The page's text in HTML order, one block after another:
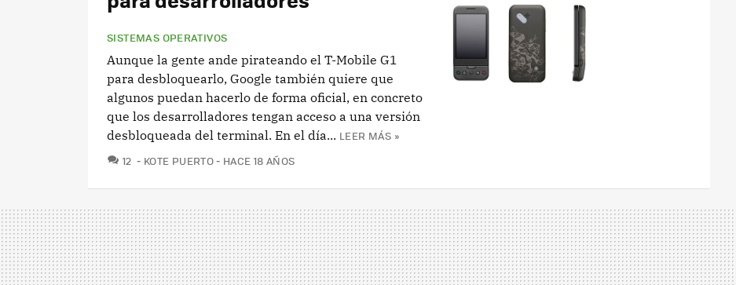
SISTEMAS OPERATIVOS
Aunque la gente ande pirateando el T-Mobile G1
para desbloquearlo, Google también quiere que
algunos puedan hacerlo de forma oficial, en concreto
que los desarrolladores tengan acceso a una versión
desbloqueada del terminal. En el día... LEER MÁS »
12 COMENTARIOS
KOTE PUERTO HACE 18 AÑOS